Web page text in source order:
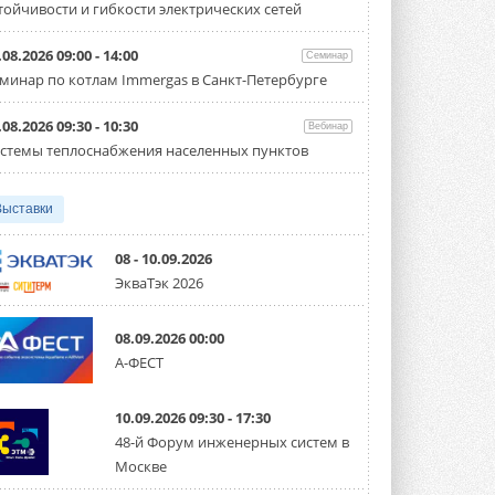
Организатором выступил торгово-
производственный холдинг ...
«Датарк» испытал модульный
ЦОД с плотностью 54 кВт на
стойку
Испытания прошли на собственной
производственной площадке и были ...
3 АВГУСТА 2026
систему DVM на R32
Линейка включает семь типоразмеров
производительностью от 22,4 до 56 кВт.
Суммарная длина трубопроводов ...
3 АВГУСТА 2026
«СиСофт Девелопмент» подвел
итоги конкурса студенческих
стартует уже в сентябре 2026 года ...
3 АВГУСТА 2026
«Русклимат» укрепляет
и гибкости электрических сетей
09:00 - 14:00 Семинар
по котлам Immergas в Санкт-Петербурге
09:30 - 10:30 Вебинар
теплоснабжения населенных пунктов
08 - 10.09.2026
ЭкваТэк 2026
08.09.2026 00:00
А-ФЕСТ
10.09.2026 09:30 - 17:30
48-й Форум инженерных систем в
Москве